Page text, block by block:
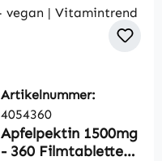
Artikelnummer:
4054360
Apfelpektin 1500mg
- 360 Filmtabletten -